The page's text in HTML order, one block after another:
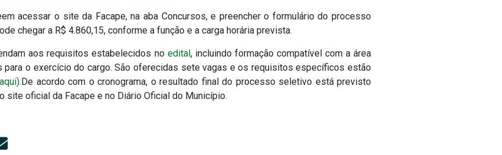
acessar o site da Facape, na aba Concursos, e preencher o formulário do processo
chegar a R$ 4.860,15, conforme a função e a carga horária prevista.
aos requisitos estabelecidos no edital, incluindo formação compatível com a área
para o exercício do cargo. São oferecidas sete vagas e os requisitos específicos estão
De acordo com o cronograma, o resultado final do processo seletivo está previsto
site oficial da Facape e no Diário Oficial do Município.